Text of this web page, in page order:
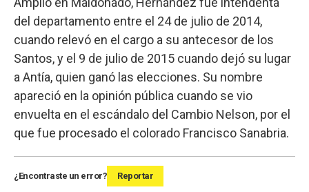
del departamento entre el 24 de julio de 2014,
cuando relevó en el cargo a su antecesor de los
Santos, y el 9 de julio de 2015 cuando dejó su lugar
a Antía, quien ganó las elecciones. Su nombre
apareció en la opinión pública cuando se vio
envuelta en el escándalo del Cambio Nelson, por el
que fue procesado el colorado Francisco Sanabria.
¿Encontraste un error? Reportar